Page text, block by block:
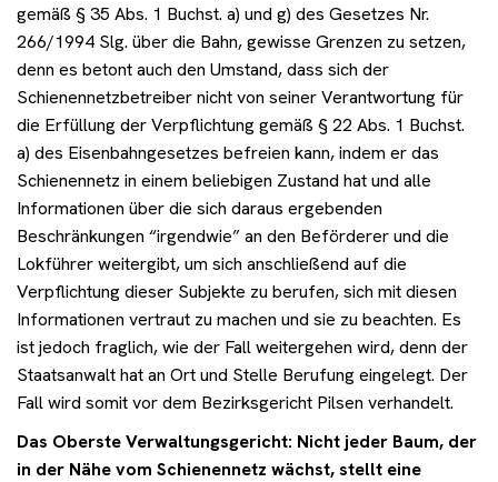
gemäß § 35 Abs. 1 Buchst. a) und g) des Gesetzes Nr.
266/1994 Slg. über die Bahn, gewisse Grenzen zu setzen,
denn es betont auch den Umstand, dass sich der
Schienennetzbetreiber nicht von seiner Verantwortung für
die Erfüllung der Verpflichtung gemäß § 22 Abs. 1 Buchst.
a) des Eisenbahngesetzes befreien kann, indem er das
Schienennetz in einem beliebigen Zustand hat und alle
Informationen über die sich daraus ergebenden
Beschränkungen “irgendwie” an den Beförderer und die
Lokführer weitergibt, um sich anschließend auf die
Verpflichtung dieser Subjekte zu berufen, sich mit diesen
Informationen vertraut zu machen und sie zu beachten. Es
ist jedoch fraglich, wie der Fall weitergehen wird, denn der
Staatsanwalt hat an Ort und Stelle Berufung eingelegt. Der
Fall wird somit vor dem Bezirksgericht Pilsen verhandelt.
Das Oberste Verwaltungsgericht: Nicht jeder Baum, der
in der Nähe vom Schienennetz wächst, stellt eine